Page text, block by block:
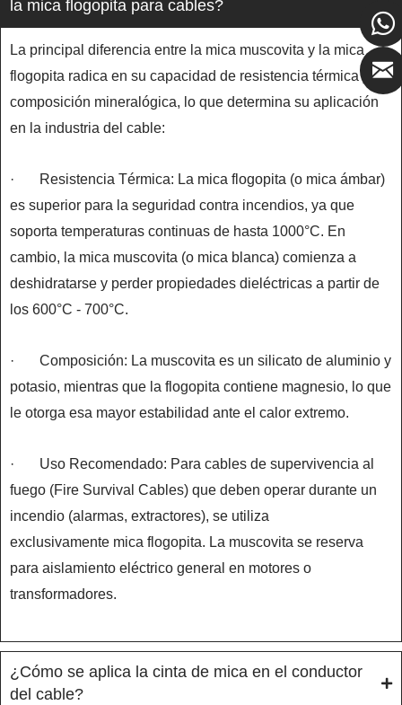
la mica flogopita para cables?
La principal diferencia entre la mica muscovita y la mica
flogopita radica en su capacidad de resistencia térmica y su
composición mineralógica, lo que determina su aplicación
en la industria del cable:
· Resistencia Térmica: La mica flogopita (o mica ámbar)
es superior para la seguridad contra incendios, ya que
soporta temperaturas continuas de hasta 1000°C. En
cambio, la mica muscovita (o mica blanca) comienza a
deshidratarse y perder propiedades dieléctricas a partir de
los 600°C - 700°C.
· Composición: La muscovita es un silicato de aluminio y
potasio, mientras que la flogopita contiene magnesio, lo que
le otorga esa mayor estabilidad ante el calor extremo.
· Uso Recomendado: Para cables de supervivencia al
fuego (Fire Survival Cables) que deben operar durante un
incendio (alarmas, extractores), se utiliza
exclusivamente mica flogopita. La muscovita se reserva
para aislamiento eléctrico general en motores o
transformadores.
¿Cómo se aplica la cinta de mica en el conductor
del cable?